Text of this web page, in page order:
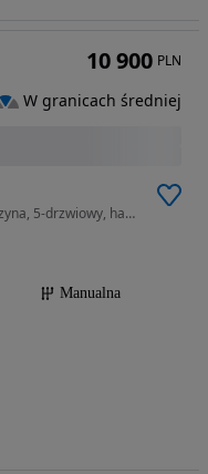
1360 cm3 • 75 KM • Citroen Nemo 1.4 benzyna, 5-drzwiowy, hak, bagażnik dachowy
Manualna
10 900 PLN
W granicach średniej